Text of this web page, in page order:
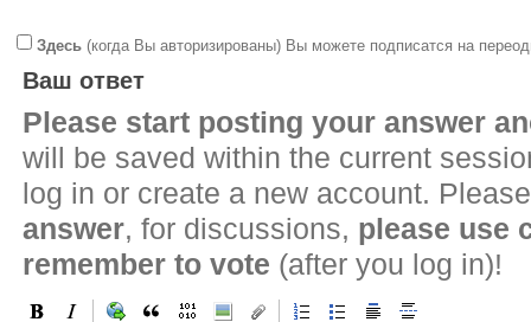
Здесь (когда Вы авторизированы) Вы можете подписатся на
Ваш ответ
Please start posting your answer
will be saved within the current
log in or create a new account.
answer, for discussions, please use
remember to vote (after you log in)!